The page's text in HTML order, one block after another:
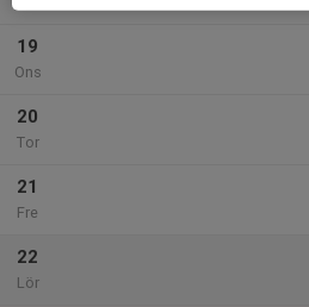
19
Ons
20
Tor
21
Fre
22
Lör